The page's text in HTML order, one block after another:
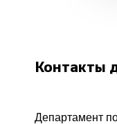
Контакты
Департамент